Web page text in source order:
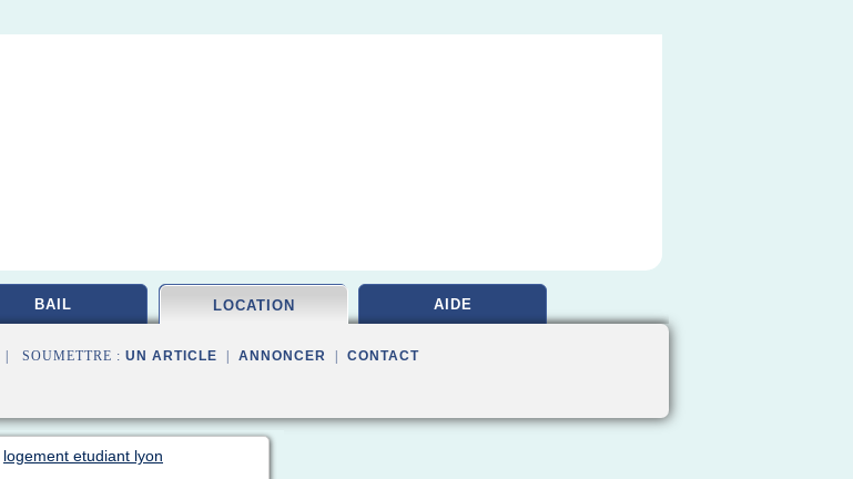
BAIL LOCATION AIDE
| SOUMETTRE : UN ARTICLE ANNONCER CONTACT
logement etudiant lyon